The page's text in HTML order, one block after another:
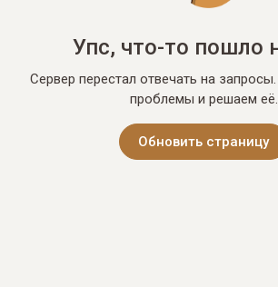
Упс, что-то пошло
Сервер перестал отвечать на
проблемы и решаем её.
Обновить страницу